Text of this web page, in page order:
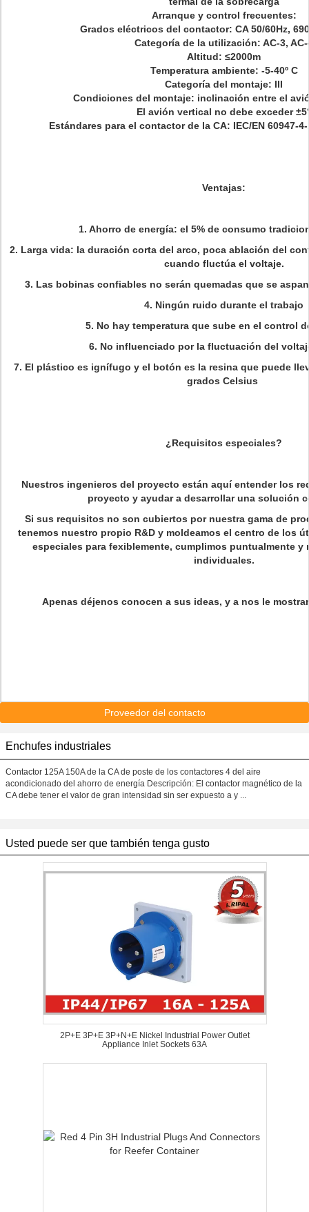
Arranque y control frecuentes:
Grados eléctricos del contactor: CA 50/60Hz,
Categoría de la utilización: AC-3, AC-
Altitud: ≤2000m
Temperatura ambiente: -5-40º C
Categoría del montaje: III
Condiciones del montaje: inclinación entre el
El avión vertical no debe exceder
Estándares para el contactor de la CA: IEC/EN 60947-4-
Ventajas:
1. Ahorro de energía: el 5% de consumo
2. Larga vida: la duración corta del arco, poca ablación del
cuando fluctúa el voltaje.
3. Las bobinas confiables no serán quemadas que se
4. Ningún ruido durante el trabajo
5. No hay temperatura que sube en el control
6. No influenciado por la fluctuación del
7. El plástico es ignífugo y el botón es la resina que puede
grados Celsius
¿Requisitos especiales?
Nuestros ingenieros del proyecto están aquí entender los
proyecto y ayudar a desarrollar una solución
Si sus requisitos no son cubiertos por nuestra gama de
tenemos nuestro propio R&D y moldeamos el centro de los
especiales para fexiblemente, cumplimos puntualmente
individuales.
Apenas déjenos conocen a sus ideas, y a nos le
Proveedor del contacto
Enchufes industriales
Contactor 125A 150A de la CA de poste de los contactores 4 del aire
acondicionado del ahorro de energía Descripción: El contactor magnético de la
CA debe tener el valor de gran intensidad sin ser expuesto a y ...
Usted puede ser que también tenga gusto
2P+E 3P+E 3P+N+E Nickel Industrial Power Outlet
Appliance Inlet Sockets 63A